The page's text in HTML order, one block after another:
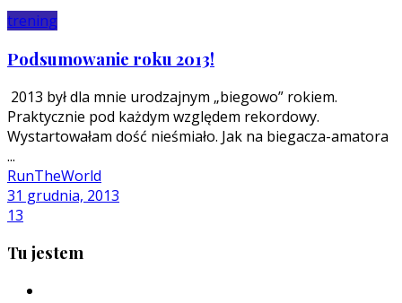
trening
Podsumowanie roku 2013!
2013 był dla mnie urodzajnym „biegowo” rokiem.
Praktycznie pod każdym względem rekordowy.
Wystartowałam dość nieśmiało. Jak na biegacza-amatora
...
RunTheWorld
31 grudnia, 2013
13
Tu jestem